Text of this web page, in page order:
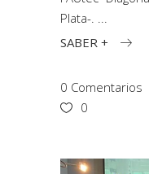
Plata-.
SABER +
0 Comentarios
0